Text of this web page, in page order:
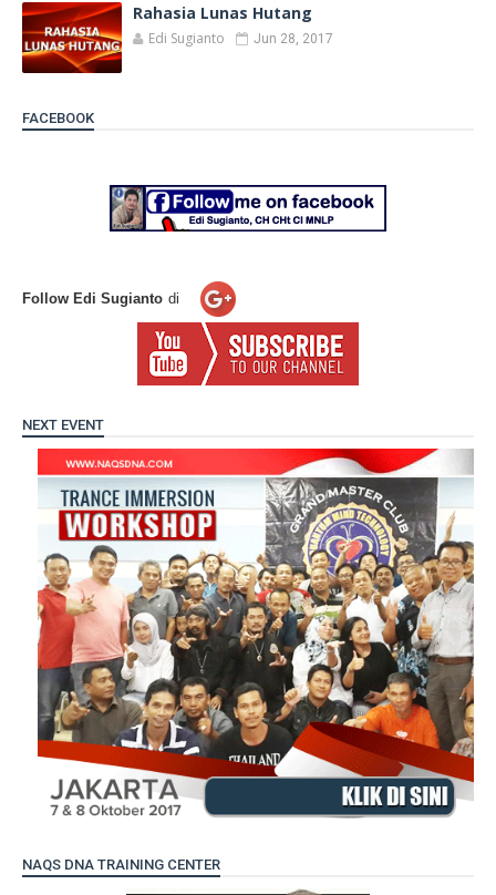
Rahasia Lunas Hutang
Edi Sugianto Jun 28, 2017
FACEBOOK
Follow Edi Sugianto di
NEXT EVENT
NAQS DNA TRAINING CENTER